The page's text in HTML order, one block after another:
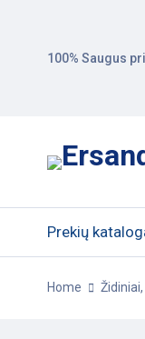
100% Saugus
Prekių
Home